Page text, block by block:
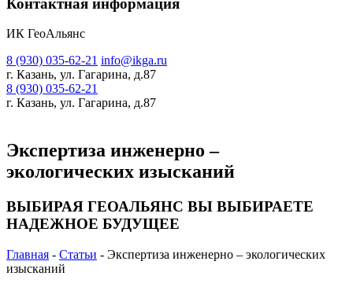
Контактная информация
ИК ГеоАльянс
8 (930) 035-62-21 info@ikga.ru
г. Казань, ул. Гагарина, д.87
8 (930) 035-62-21
г. Казань, ул. Гагарина, д.87
Экспертиза инженерно –
экологических изысканий
ВЫБИРАЯ ГЕОАЛЬЯНС ВЫ ВЫБИРАЕТЕ
НАДЕЖНОЕ БУДУЩЕЕ
Главная - Статьи - Экспертиза инженерно – экологических
изысканий